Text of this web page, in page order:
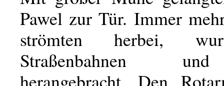
Pawel zur Tür. Immer
strömten herbei,
Straßenbahnen